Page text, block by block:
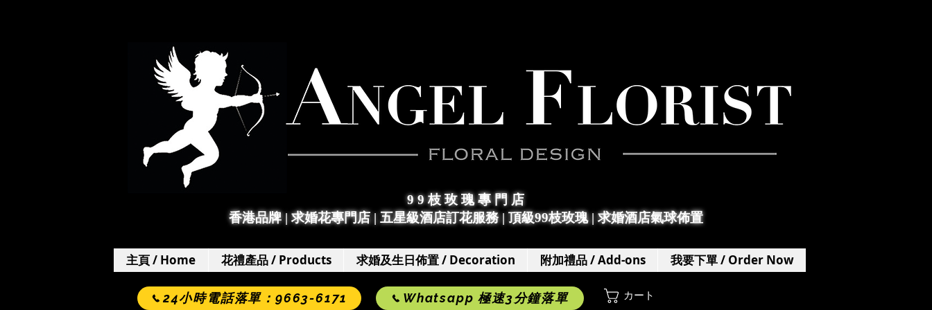
9 9 枝 玫 瑰 專 門 店
香港品牌 | 求婚花專門店| 五星級酒店訂花服務 | 頂級99枝玫瑰 |求婚酒店氣球佈置
主頁 / Home 花禮產品 / Products 求婚及生日佈置 / Decoration 附加禮品 / Add-ons 我要下單 / Order Now
24小時電話落單：9663-6171 Whatsapp 極速3分鐘落單 カート